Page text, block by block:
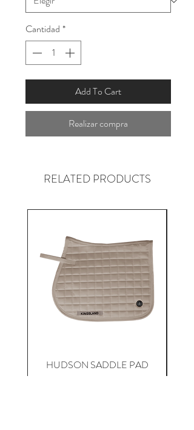
Cantidad *
Add To Cart
Realizar compra
RELATED PRODUCTS
HUDSON SADDLE PAD